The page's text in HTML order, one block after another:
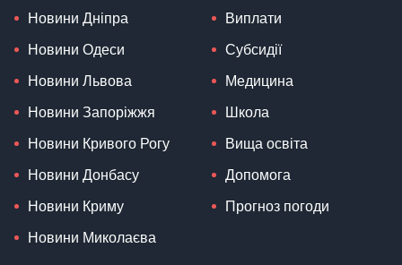
Новини Дніпра
Новини Одеси
Новини Львова
Новини Запоріжжя
Новини Кривого Рогу
Новини Донбасу
Новини Криму
Новини Миколаєва
Виплати
Субсидії
Медицина
Школа
Вища освіта
Допомога
Прогноз погоди